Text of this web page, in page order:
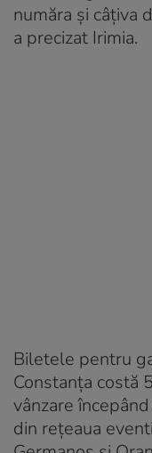
număra şi câţiva
a precizat Irimia.
Biletele pentru
Constanţa costă
vânzare
din reţeaua